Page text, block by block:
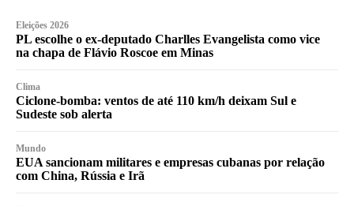
Eleições 2026
PL escolhe o ex-deputado Charlles Evangelista como vice
na chapa de Flávio Roscoe em Minas
Clima
Ciclone-bomba: ventos de até 110 km/h deixam Sul e
Sudeste sob alerta
Mundo
EUA sancionam militares e empresas cubanas por relação
com China, Rússia e Irã